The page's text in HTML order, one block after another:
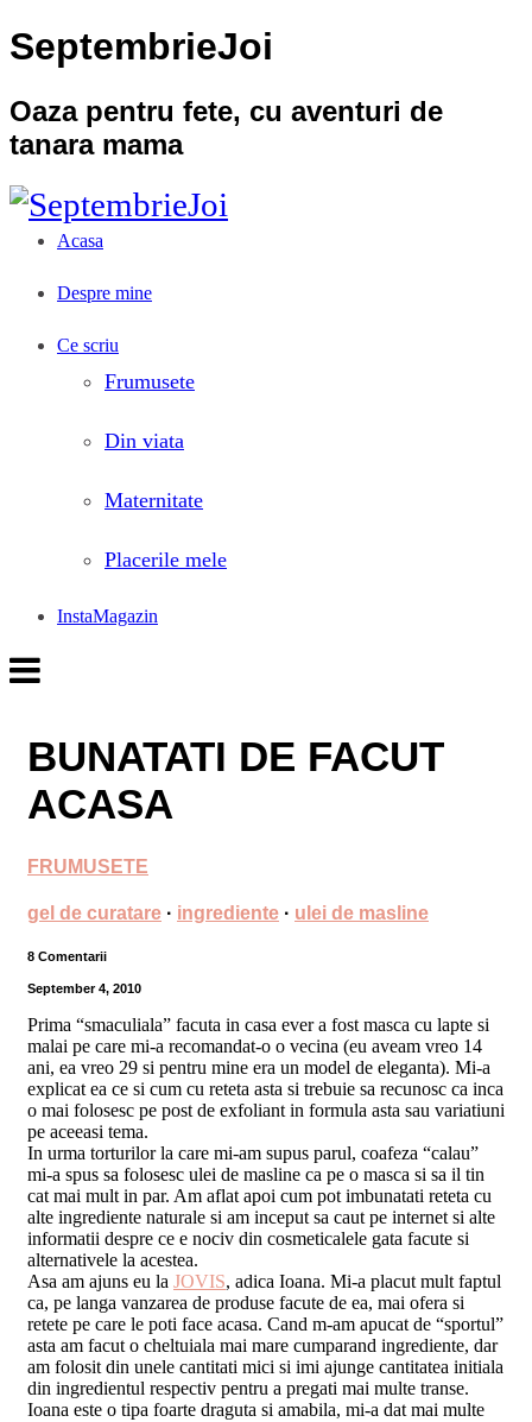
SeptembrieJoi
Oaza pentru fete, cu aventuri de
tanara mama
Acasa
Despre mine
Ce scriu
Frumusete
Din viata
Maternitate
Placerile mele
InstaMagazin
BUNATATI DE FACUT
ACASA
FRUMUSETE
gel de curatare · ingrediente · ulei de masline
8 Comentarii
September 4, 2010
Prima “smaculiala” facuta in casa ever a fost masca cu lapte si
malai pe care mi-a recomandat-o o vecina (eu aveam vreo 14
ani, ea vreo 29 si pentru mine era un model de eleganta). Mi-a
explicat ea ce si cum cu reteta asta si trebuie sa recunosc ca inca
o mai folosesc pe post de exfoliant in formula asta sau variatiuni
pe aceeasi tema.
In urma torturilor la care mi-am supus parul, coafeza “calau”
mi-a spus sa folosesc ulei de masline ca pe o masca si sa il tin
cat mai mult in par. Am aflat apoi cum pot imbunatati reteta cu
alte ingrediente naturale si am inceput sa caut pe internet si alte
informatii despre ce e nociv din cosmeticalele gata facute si
alternativele la acestea.
Asa am ajuns eu la JOVIS, adica Ioana. Mi-a placut mult faptul
ca, pe langa vanzarea de produse facute de ea, mai ofera si
retete pe care le poti face acasa. Cand m-am apucat de “sportul”
asta am facut o cheltuiala mai mare cumparand ingrediente, dar
am folosit din unele cantitati mici si imi ajunge cantitatea initiala
din ingredientul respectiv pentru a pregati mai multe transe.
Ioana este o tipa foarte draguta si amabila, mi-a dat mai multe